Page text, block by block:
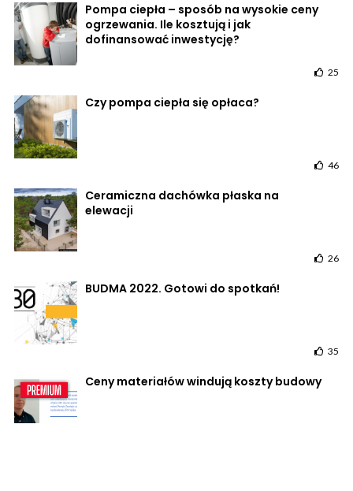
Pompa ciepła – sposób na wysokie ceny
ogrzewania. Ile kosztują i jak
dofinansować inwestycję?
25
Czy pompa ciepła się opłaca?
46
Ceramiczna dachówka płaska na
elewacji
26
BUDMA 2022. Gotowi do spotkań!
35
Ceny materiałów windują koszty budowy